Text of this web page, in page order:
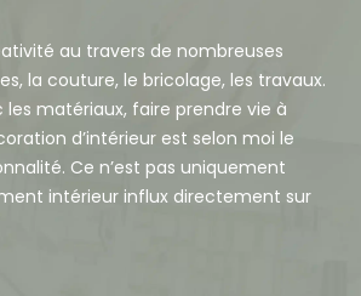
au travers de nombreuses
la couture, le bricolage, les travaux.
les matériaux, faire prendre vie à
d’intérieur est selon moi le
Ce n’est pas uniquement
intérieur influx directement sur